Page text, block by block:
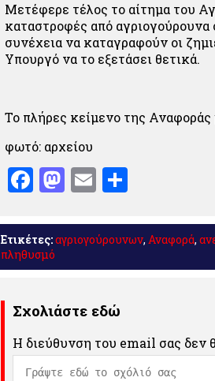
Μετέφερε τέλος το αίτημα του
καταστροφές από
συνέχεια να καταγραφούν οι
Υπουργό να το εξετάσει θετικά.
Το πλήρες κείμενο της Αναφοράς
φωτό: αρχείου
Facebook
Mastodon
Email
Ετικέτες:αγριογούρουνων, Αναφορά,
πληθυσμό
Σχολιάστε εδώ
Η διεύθυνση του email σας δεν